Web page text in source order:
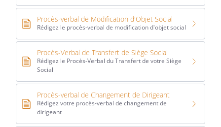
Procès-verbal de Modification d'Objet Social
Rédigez le procès-verbal de modification d'objet social
Procès-Verbal de Transfert de Siège Social
Rédigez le Procès-Verbal du Transfert de votre Siège
Social
Procès-verbal de Changement de Dirigeant
Rédigez votre procès-verbal de changement de
dirigeant